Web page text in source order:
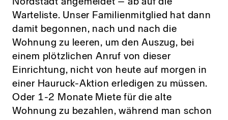
Warteliste. Unser Familienmitglied hat dann
damit begonnen, nach und nach die
Wohnung zu leeren, um den Auszug, bei
einem plötzlichen Anruf von dieser
Einrichtung, nicht von heute auf morgen in
einer Hauruck-Aktion erledigen zu müssen.
Oder 1-2 Monate Miete für die alte
Wohnung zu bezahlen, während man schon